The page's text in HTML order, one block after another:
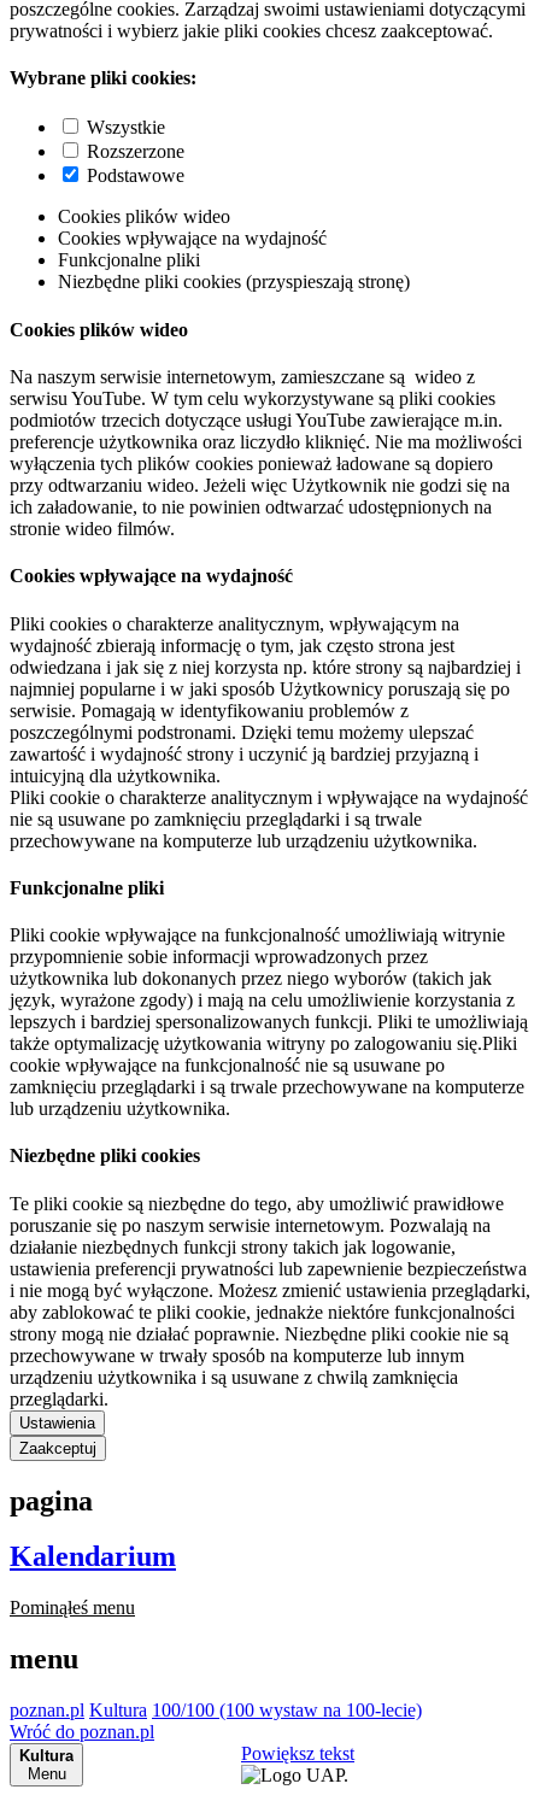
poszczególne cookies. Zarządzaj swoimi ustawieniami dotyczącymi
prywatności i wybierz jakie pliki cookies chcesz zaakceptować.
Wybrane pliki cookies:
Wszystkie
Rozszerzone
Podstawowe
Cookies plików wideo
Cookies wpływające na wydajność
Funkcjonalne pliki
Niezbędne pliki cookies (przyspieszają stronę)
Cookies plików wideo
Na naszym serwisie internetowym, zamieszczane są wideo z
serwisu YouTube. W tym celu wykorzystywane są pliki cookies
podmiotów trzecich dotyczące usługi YouTube zawierające m.in.
preferencje użytkownika oraz liczydło kliknięć. Nie ma możliwości
wyłączenia tych plików cookies ponieważ ładowane są dopiero
przy odtwarzaniu wideo. Jeżeli więc Użytkownik nie godzi się na
ich załadowanie, to nie powinien odtwarzać udostępnionych na
stronie wideo filmów.
Cookies wpływające na wydajność
Pliki cookies o charakterze analitycznym, wpływającym na
wydajność zbierają informację o tym, jak często strona jest
odwiedzana i jak się z niej korzysta np. które strony są najbardziej i
najmniej popularne i w jaki sposób Użytkownicy poruszają się po
serwisie. Pomagają w identyfikowaniu problemów z
poszczególnymi podstronami. Dzięki temu możemy ulepszać
zawartość i wydajność strony i uczynić ją bardziej przyjazną i
intuicyjną dla użytkownika.
Pliki cookie o charakterze analitycznym i wpływające na wydajność
nie są usuwane po zamknięciu przeglądarki i są trwale
przechowywane na komputerze lub urządzeniu użytkownika.
Funkcjonalne pliki
Pliki cookie wpływające na funkcjonalność umożliwiają witrynie
przypomnienie sobie informacji wprowadzonych przez
użytkownika lub dokonanych przez niego wyborów (takich jak
język, wyrażone zgody) i mają na celu umożliwienie korzystania z
lepszych i bardziej spersonalizowanych funkcji. Pliki te umożliwiają
także optymalizację użytkowania witryny po zalogowaniu się.Pliki
cookie wpływające na funkcjonalność nie są usuwane po
zamknięciu przeglądarki i są trwale przechowywane na komputerze
lub urządzeniu użytkownika.
Niezbędne pliki cookies
Te pliki cookie są niezbędne do tego, aby umożliwić prawidłowe
poruszanie się po naszym serwisie internetowym. Pozwalają na
działanie niezbędnych funkcji strony takich jak logowanie,
ustawienia preferencji prywatności lub zapewnienie bezpieczeństwa
i nie mogą być wyłączone. Możesz zmienić ustawienia przeglądarki,
aby zablokować te pliki cookie, jednakże niektóre funkcjonalności
strony mogą nie działać poprawnie. Niezbędne pliki cookie nie są
przechowywane w trwały sposób na komputerze lub innym
urządzeniu użytkownika i są usuwane z chwilą zamknięcia
przeglądarki.
Ustawienia
Zaakceptuj
pagina
Kalendarium
Pominąłeś menu
menu
poznan.pl Kultura 100/100 (100 wystaw na 100-lecie)
Wróć do poznan.pl
Kultura
Menu
Powiększ tekst